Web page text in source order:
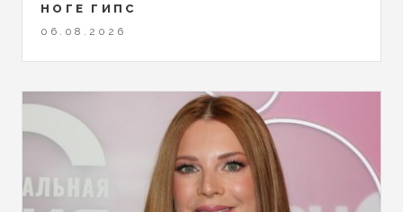
НОГЕ ГИПС
06.08.2026